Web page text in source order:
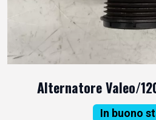
Alternatore Valeo/
In buono